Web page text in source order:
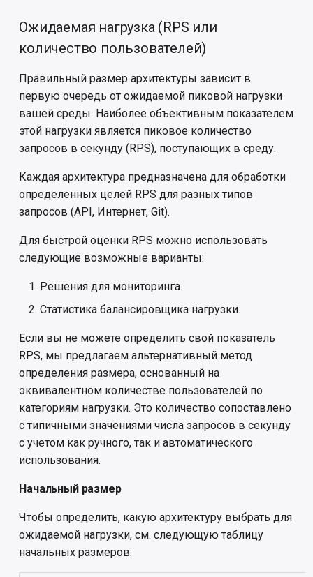
Ожидаемая нагрузка (RPS или
количество пользователей)
Правильный размер архитектуры зависит в
первую очередь от ожидаемой пиковой нагрузки
вашей среды. Наиболее объективным показателем
этой нагрузки является пиковое количество
запросов в секунду (RPS), поступающих в среду.
Каждая архитектура предназначена для обработки
определенных целей RPS для разных типов
запросов (API, Интернет, Git).
Для быстрой оценки RPS можно использовать
следующие возможные варианты:
Решения для мониторинга.
Статистика балансировщика нагрузки.
Если вы не можете определить свой показатель
RPS, мы предлагаем альтернативный метод
определения размера, основанный на
эквивалентном количестве пользователей по
категориям нагрузки. Это количество сопоставлено
с типичными значениями числа запросов в секунду
с учетом как ручного, так и автоматического
использования.
Начальный размер
Чтобы определить, какую архитектуру выбрать для
ожидаемой нагрузки, см. следующую таблицу
начальных размеров: